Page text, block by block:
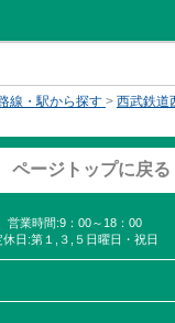
線・駅から探す > 西武鉄道
ページトップに戻る
営業時間:9：00～18：00
休日:第１,３,５日曜日・祝日